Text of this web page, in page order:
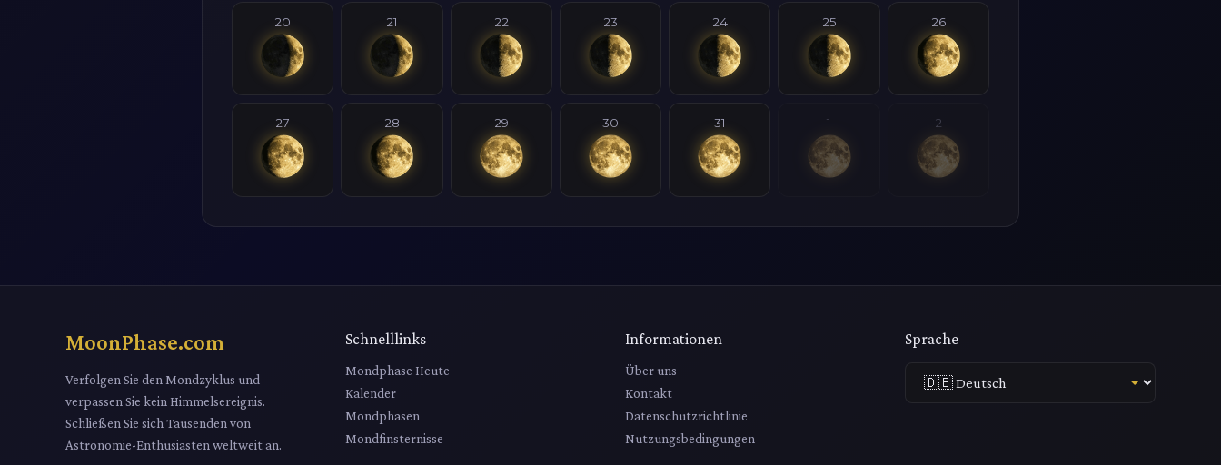
20 21 22 23 24 25 26
27 28 29 30 31 1 2
MoonPhase.com
Verfolgen Sie den Mondzyklus und
verpassen Sie kein Himmelsereignis.
Schließen Sie sich Tausenden von
Astronomie-Enthusiasten weltweit an.
Schnelllinks
Mondphase Heute
Kalender
Mondphasen
Mondfinsternisse
Informationen
Über uns
Kontakt
Datenschutzrichtlinie
Nutzungsbedingungen
Sprache